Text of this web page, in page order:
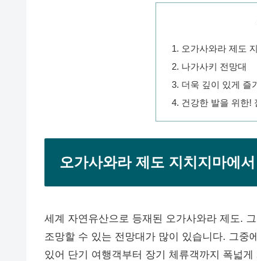
오가사와라 제도
나가사키 전망대
더욱 깊이 있게 즐
건강한 발을 위한!
오가사와라 제도 지치지마에
세계 자연유산으로 등재된 오가사와라 제도.
조망할 수 있는 전망대가 많이 있습니다. 그중
있어 단기 여행객부터 장기 체류객까지 폭넓